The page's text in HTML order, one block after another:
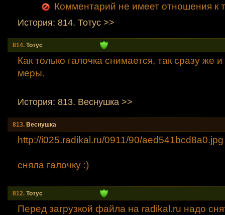
Комментарий не имеет отношения к
История: 814. Тотус >>
814. Тотус
Как только галочка снимается, так сразу же
меры.
История: 813. Веснушкa >>
813. Веснушкa
http://i025.radikal.ru/0911/90/aed541bcd8a0.jpg
сняла галочку :)
812. Тотус
Перед загрузкой файла на radikal.ru надо